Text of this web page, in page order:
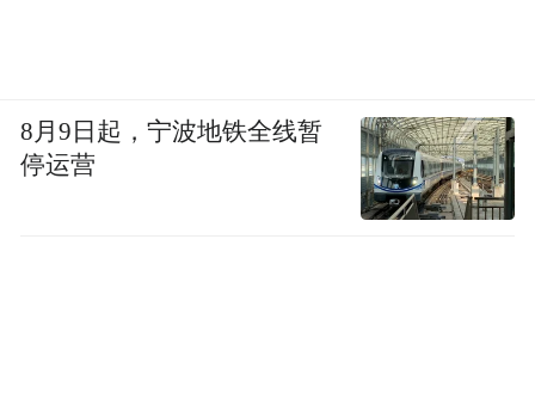
8月9日起，宁波地铁全线暂
停运营